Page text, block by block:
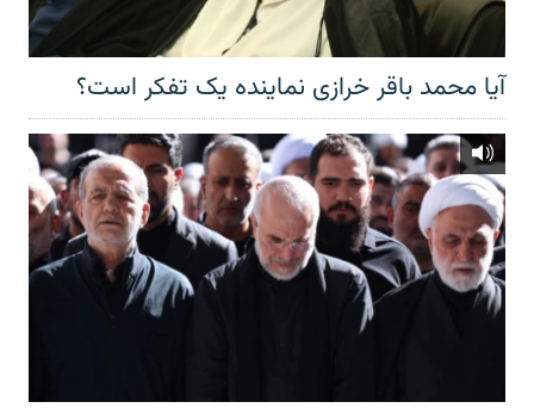
آیا محمد باقر خرازی نماینده یک تفکر است؟